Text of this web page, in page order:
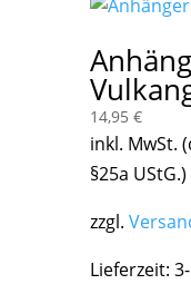
14,95 €
inkl. MwSt.
§25a UStG.)
zzgl.
Lieferzeit: